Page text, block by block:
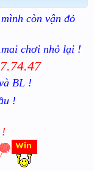
còn vận đỏ
chơi nhỏ lại !
BL !
!
!